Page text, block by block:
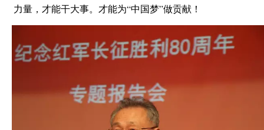
力量，才能干大事。才能为“中国梦”做贡献！